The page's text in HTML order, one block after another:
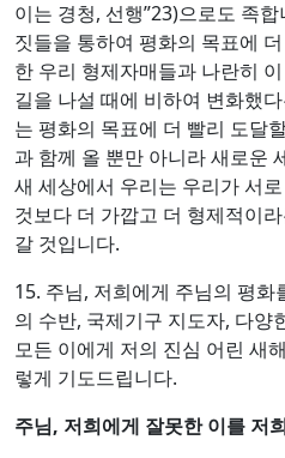
이는 경청, 선행”23)으로도 족
짓들을 통하여 평화의 목표에
한 우리 형제자매들과 나란히
길을 나설 때에 비하여 변화했
는 평화의 목표에 더 빨리 도달
과 함께 올 뿐만 아니라 새로운
새 세상에서 우리는 우리가 서
것보다 더 가깝고 더 형제적이
갈 것입니다.
15. 주님, 저희에게 주님의 평
의 수반, 국제기구 지도자, 다양
모든 이에게 저의 진심 어린 새
렇게 기도드립니다.
주님, 저희에게 잘못한 이를 저